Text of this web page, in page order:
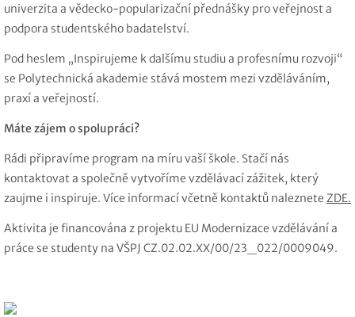
univerzita a vědecko-popularizační přednášky pro veřejnost a
podpora studentského badatelství.
Pod heslem „Inspirujeme k dalšímu studiu a profesnímu rozvoji“
se Polytechnická akademie stává mostem mezi vzděláváním,
praxí a veřejností.
Máte zájem o spolupráci?
Rádi připravíme program na míru vaší škole. Stačí nás
kontaktovat a společně vytvoříme vzdělávací zážitek, který
zaujme i inspiruje. Více informací včetně kontaktů naleznete ZDE.
Aktivita je financována z projektu EU Modernizace vzdělávání a
práce se studenty na VŠPJ CZ.02.02.XX/00/23_022/0009049.